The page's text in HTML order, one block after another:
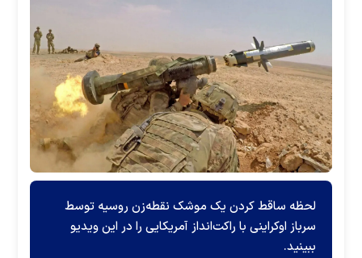
لحظه ساقط کردن یک موشک نقطه‌زن روسیه توسط
سرباز اوکراینی با راکت‌انداز آمریکایی را در این ویدیو
ببینید.